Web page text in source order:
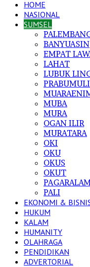
HOME
NASIONAL
SUMSEL
BANYUASIN
EMPAT
LAHAT
LUBUK
MUBA
MURA
OGAN ILIR
MURATARA
OKI
OKU
OKUS
OKUT
PALI
EKONOMI &
HUKUM
KALAM
HUMANITY
OLAHRAGA
PENDIDIKAN
ADVERTORIAL